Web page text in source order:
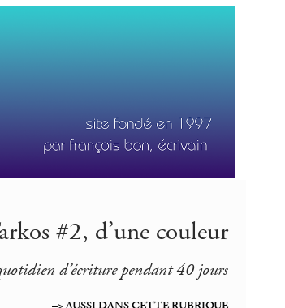
#2, d’une couleur
d’écriture pendant 40 jours